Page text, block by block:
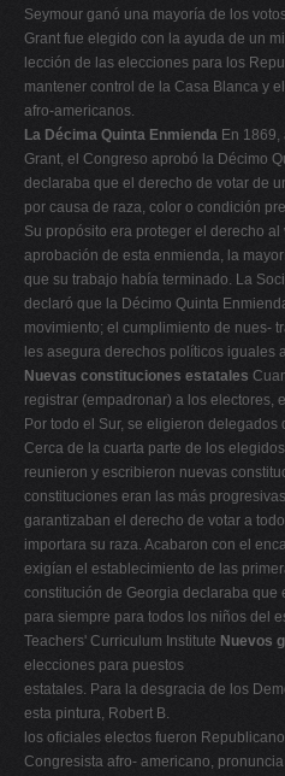
Seymour ganó una mayoría de los
Grant fue elegido con la ayuda de un
lección de las elecciones para los
mantener control de la Casa Blanca y
afro-americanos.
La Décima Quinta Enmienda En
Grant, el Congreso aprobó la Décimo
declaraba que el derecho de votar de
por causa de raza, color o condición
Su propósito era proteger el derecho
aprobación de esta enmienda, la
que su trabajo había terminado. La
declaró que la Décimo Quinta
movimiento; el cumplimiento de nues-
les asegura derechos políticos iguales
Nuevas constituciones estatales
registrar (empadronar) a los electores,
Por todo el Sur, se eligieron
Cerca de la cuarta parte de los
reunieron y escribieron nuevas
constituciones eran las más
garantizaban el derecho de votar a
importara su raza. Acabaron con el
exigían el establecimiento de las
constitución de Georgia declaraba que
para siempre para todos los niños del
Teachers' Curriculum Institute Nuevos
elecciones para puestos
estatales. Para la desgracia de los
esta pintura, Robert B.
los oficiales electos fueron
Congresista afro- americano,